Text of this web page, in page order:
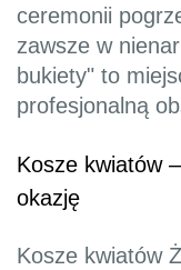
ceremonii
zawsze w
bukiety" to
profesjonalną
Kosze kwiatów
okazję
Kosze kwiatów